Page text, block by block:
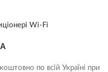
Wi-Fi
по всій Україні при